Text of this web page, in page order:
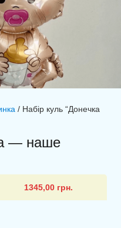
/ Набір куль “Донечка
— наше
1345,00 грн.